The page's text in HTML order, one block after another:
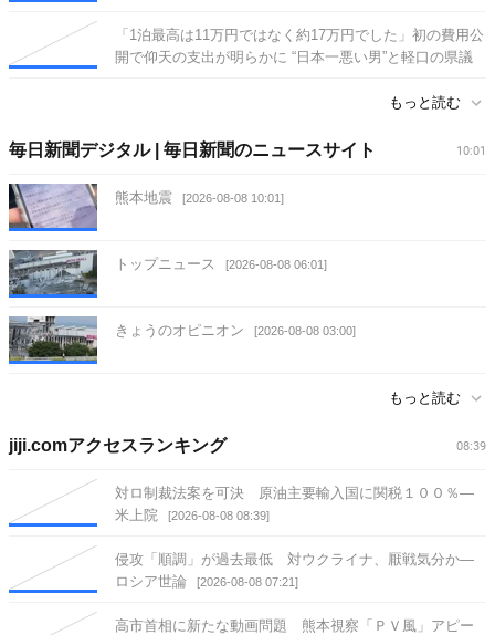
「1泊最高は11万円ではなく約17万円でした」初の費用公
開で仰天の支出が明らかに “日本一悪い男”と軽口の県議
岡県議会の海外豪遊〉（集英社オンライン） - Yahoo!ニ
もっと読む
10:01
毎日新聞デジタル | 毎日新聞のニュースサイト
熊本地震 [2026-08-08 10:01]
トップニュース [2026-08-08 06:01]
きょうのオピニオン [2026-08-08 03:00]
もっと読む
08:39
jiji.comアクセスランキング
対ロ制裁法案を可決 原油主要輸入国に関税１００％―
米上院
[2026-08-08 08:39]
侵攻「順調」が過去最低 対ウクライナ、厭戦気分か―
ロシア世論
[2026-08-08 07:21]
高市首相に新たな動画問題 熊本視察「ＰＶ風」アピー